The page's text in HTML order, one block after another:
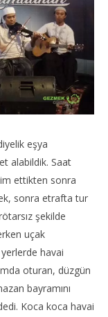
eşya
alabildik. Saat
ettikten sonra
sonra etrafta tur
şekilde
uçak
havai
oturan, düzgün
bayramını
Koca koca havai